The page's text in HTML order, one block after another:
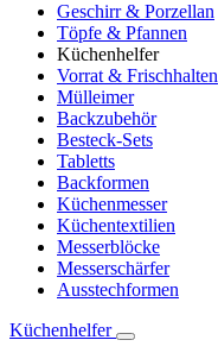
Geschirr & Porzellan
Töpfe & Pfannen
Küchenhelfer
Vorrat & Frischhalten
Mülleimer
Backzubehör
Besteck-Sets
Tabletts
Backformen
Küchenmesser
Küchentextilien
Messerblöcke
Messerschärfer
Ausstechformen
Küchenhelfer